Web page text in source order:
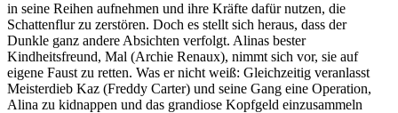
in seine Reihen aufnehmen und ihre Kräfte dafür nutzen, die
Schattenflur zu zerstören. Doch es stellt sich heraus, dass der
Dunkle ganz andere Absichten verfolgt. Alinas bester
Kindheitsfreund, Mal (Archie Renaux), nimmt sich vor, sie auf
eigene Faust zu retten. Was er nicht weiß: Gleichzeitig veranlasst
Meisterdieb Kaz (Freddy Carter) und seine Gang eine Operation,
Alina zu kidnappen und das grandiose Kopfgeld einzusammeln